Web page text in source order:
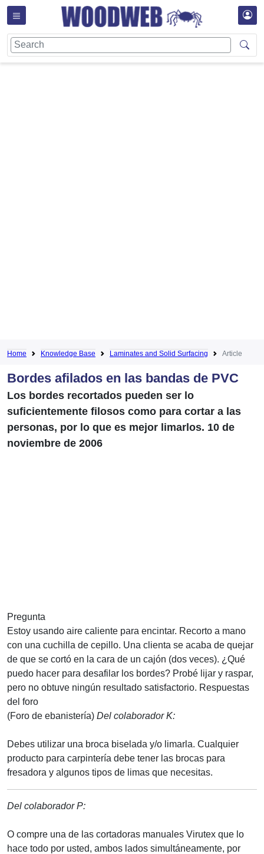
Home Knowledge Base Laminates and Solid Surfacing Article
Bordes afilados en las bandas de PVC
Los bordes recortados pueden ser lo
suficientemente filosos como para cortar a las
personas, por lo que es mejor limarlos. 10 de
noviembre de 2006
Pregunta
Estoy usando aire caliente para encintar. Recorto a mano
con una cuchilla de cepillo. Una clienta se acaba de quejar
de que se cortó en la cara de un cajón (dos veces). ¿Qué
puedo hacer para desafilar los bordes? Probé lijar y raspar,
pero no obtuve ningún resultado satisfactorio. Respuestas
del foro
(Foro de ebanistería) Del colaborador K:
Debes utilizar una broca biselada y/o limarla. Cualquier
producto para carpintería debe tener las brocas para
fresadora y algunos tipos de limas que necesitas.
Del colaborador P:
O compre una de las cortadoras manuales Virutex que lo
hace todo por usted, ambos lados simultáneamente, por